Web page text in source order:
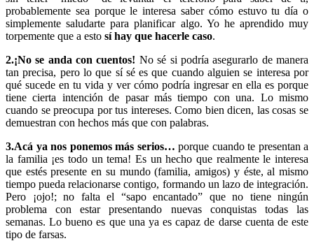
probablemente sea porque le interesa saber cómo estuvo tu día o
simplemente saludarte para planificar algo. Yo he aprendido muy
torpemente que a esto sí hay que hacerle caso.
2.¡No se anda con cuentos! No sé si podría asegurarlo de manera
tan precisa, pero lo que sí sé es que cuando alguien se interesa por
qué sucede en tu vida y ver cómo podría ingresar en ella es porque
tiene cierta intención de pasar más tiempo con una. Lo mismo
cuando se preocupa por tus intereses. Como bien dicen, las cosas se
demuestran con hechos más que con palabras.
3.Acá ya nos ponemos más serios… porque cuando te presentan a
la familia ¡es todo un tema! Es un hecho que realmente le interesa
que estés presente en su mundo (familia, amigos) y éste, al mismo
tiempo pueda relacionarse contigo, formando un lazo de integración.
Pero ¡ojo!; no falta el “sapo encantado” que no tiene ningún
problema con estar presentando nuevas conquistas todas las
semanas. Lo bueno es que una ya es capaz de darse cuenta de este
tipo de farsas.